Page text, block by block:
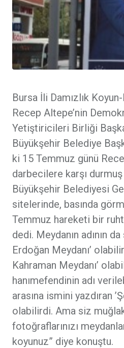
Bursa İli Damızlık
Recep Altepe’nin
Yetiştiricileri Birliği
Büyükşehir Belediye
ki 15 Temmuz günü
darbecilere karşı
Büyükşehir Belediyesi
sitelerinde, basında
Temmuz hareketi bir
dedi. Meydanın adının
Erdoğan Meydanı’
Kahraman Meydanı’
hanımefendinin adı
arasına ismini yazdıran
olabilirdi. Ama siz
fotoğraflarınızı
koyunuz” diye konuştu.